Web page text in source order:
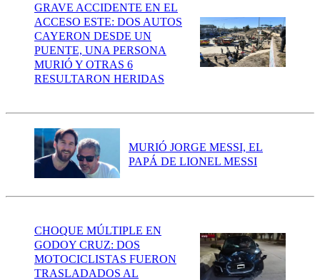
GRAVE ACCIDENTE EN EL
ACCESO ESTE: DOS AUTOS
CAYERON DESDE UN
PUENTE, UNA PERSONA
MURIÓ Y OTRAS 6
RESULTARON HERIDAS
MURIÓ JORGE MESSI, EL
PAPÁ DE LIONEL MESSI
CHOQUE MÚLTIPLE EN
GODOY CRUZ: DOS
MOTOCICLISTAS FUERON
TRASLADADOS AL